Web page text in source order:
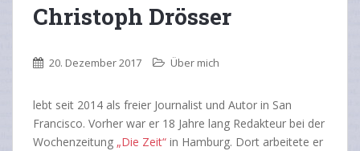
Christoph Drösser
20. Dezember 2017 Über mich
lebt seit 2014 als freier Journalist und Autor in San
Francisco. Vorher war er 18 Jahre lang Redakteur bei der
Wochenzeitung „Die Zeit“ in Hamburg. Dort arbeitete er